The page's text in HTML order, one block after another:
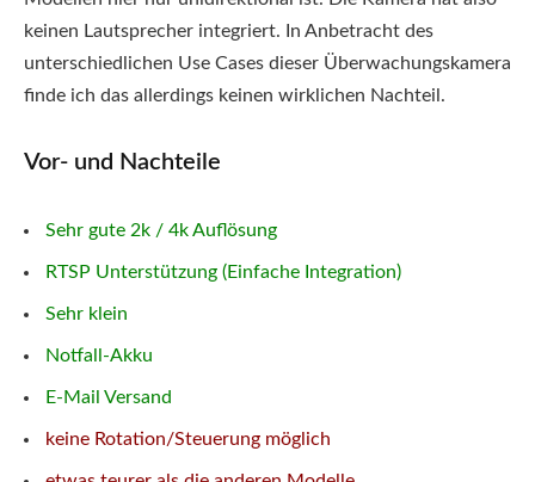
keinen Lautsprecher integriert. In Anbetracht des
unterschiedlichen Use Cases dieser Überwachungskamera
finde ich das allerdings keinen wirklichen Nachteil.
Vor- und Nachteile
Sehr gute 2k / 4k Auflösung
RTSP Unterstützung (Einfache Integration)
Sehr klein
Notfall-Akku
E-Mail Versand
keine Rotation/Steuerung möglich